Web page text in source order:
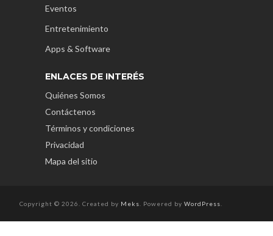
Eventos
Entretenimiento
Apps & Software
ENLACES DE INTERÉS
Quiénes Somos
Contáctenos
Términos y condiciones
Privacidad
Mapa del sitio
Copyright © 2026. Created by Meks . Powered by WordPress